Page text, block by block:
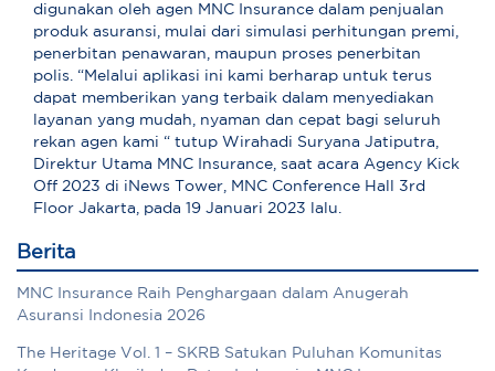
digunakan oleh agen MNC Insurance dalam penjualan
produk asuransi, mulai dari simulasi perhitungan premi,
penerbitan penawaran, maupun proses penerbitan
polis. “Melalui aplikasi ini kami berharap untuk terus
dapat memberikan yang terbaik dalam menyediakan
layanan yang mudah, nyaman dan cepat bagi seluruh
rekan agen kami “ tutup Wirahadi Suryana Jatiputra,
Direktur Utama MNC Insurance, saat acara Agency Kick
Off 2023 di iNews Tower, MNC Conference Hall 3rd
Floor Jakarta, pada 19 Januari 2023 lalu.
Berita
MNC Insurance Raih Penghargaan dalam Anugerah
Asuransi Indonesia 2026
The Heritage Vol. 1 – SKRB Satukan Puluhan Komunitas